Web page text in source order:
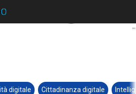
digitale Cittadinanza digitale